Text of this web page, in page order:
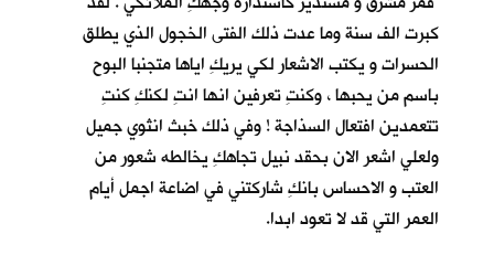
كبرت الف سنة وما عدت ذلك الفتى الخجول الذي يطلق
الحسرات و يكتب الاشعار لكي يريكِ اياها متجنبا البوح
باسم من يحبها ، وكنتِ تعرفين انها انتِ لكنكِ كنتِ
تتعمدين افتعال السذاجة ! وفي ذلك خبث انثوي جميل
ولعلي اشعر الان بحقد نبيل تجاهكِ يخالطه شعور من
العتب و الاحساس بانكِ شاركتني في اضاعة اجمل أيام
العمر التي قد لا تعود ابدا.